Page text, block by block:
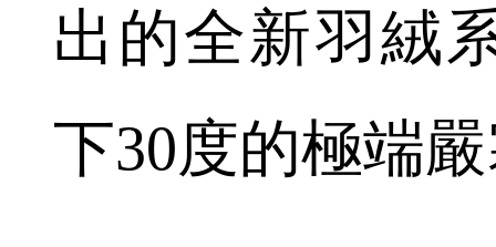
出的全新羽絨
下30度的極端